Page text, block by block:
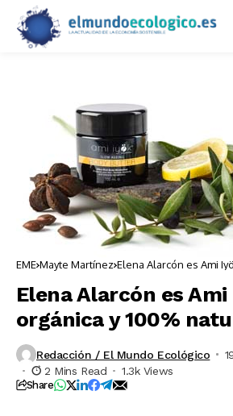
EME Mayte Martínez Elena Alarcón es Ami
Elena Alarcón es
orgánica y 100%
Redacción / El Mundo Ecológico
2 Mins Read
1.3k Views
Share